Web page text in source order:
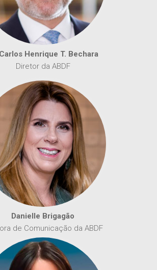
Henrique T. Bechara
Diretor da ABDF
Danielle Brigagão
de Comunicação da ABDF